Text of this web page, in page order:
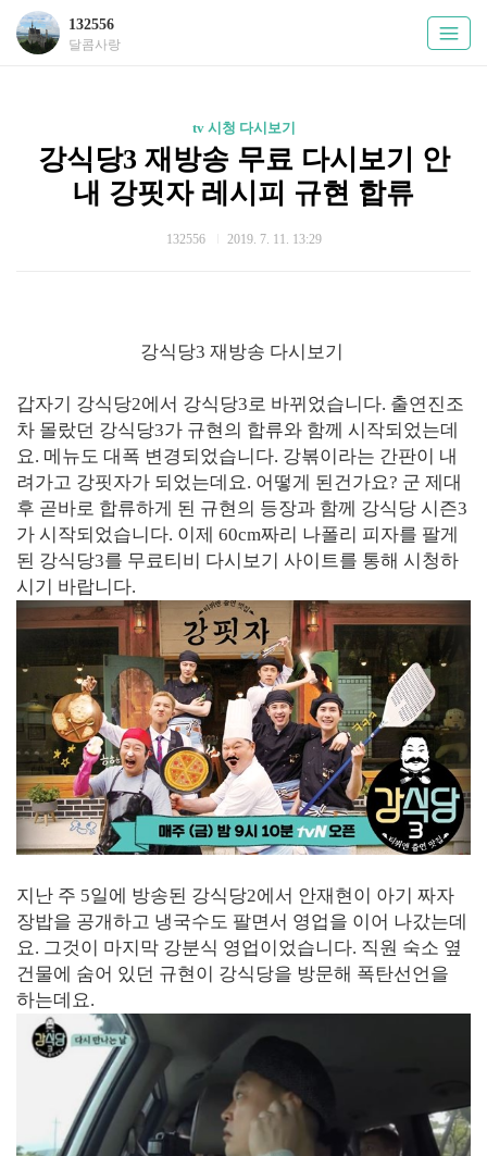
132556
달콤사랑
tv 시청 다시보기
강식당3 재방송 무료 다시보기 안
내 강핏자 레시피 규현 합류
132556 2019. 7. 11. 13:29
강식당3 재방송 다시보기
갑자기 강식당2에서 강식당3로 바뀌었습니다. 출연진조
차 몰랐던 강식당3가 규현의 합류와 함께 시작되었는데
요. 메뉴도 대폭 변경되었습니다. 강볶이라는 간판이 내
려가고 강핏자가 되었는데요. 어떻게 된건가요? 군 제대
후 곧바로 합류하게 된 규현의 등장과 함께 강식당 시즌3
가 시작되었습니다. 이제 60cm짜리 나폴리 피자를 팔게
된 강식당3를 무료티비 다시보기 사이트를 통해 시청하
시기 바랍니다.
지난 주 5일에 방송된 강식당2에서 안재현이 아기 짜자
장밥을 공개하고 냉국수도 팔면서 영업을 이어 나갔는데
요. 그것이 마지막 강분식 영업이었습니다. 직원 숙소 옆
건물에 숨어 있던 규현이 강식당을 방문해 폭탄선언을
하는데요.